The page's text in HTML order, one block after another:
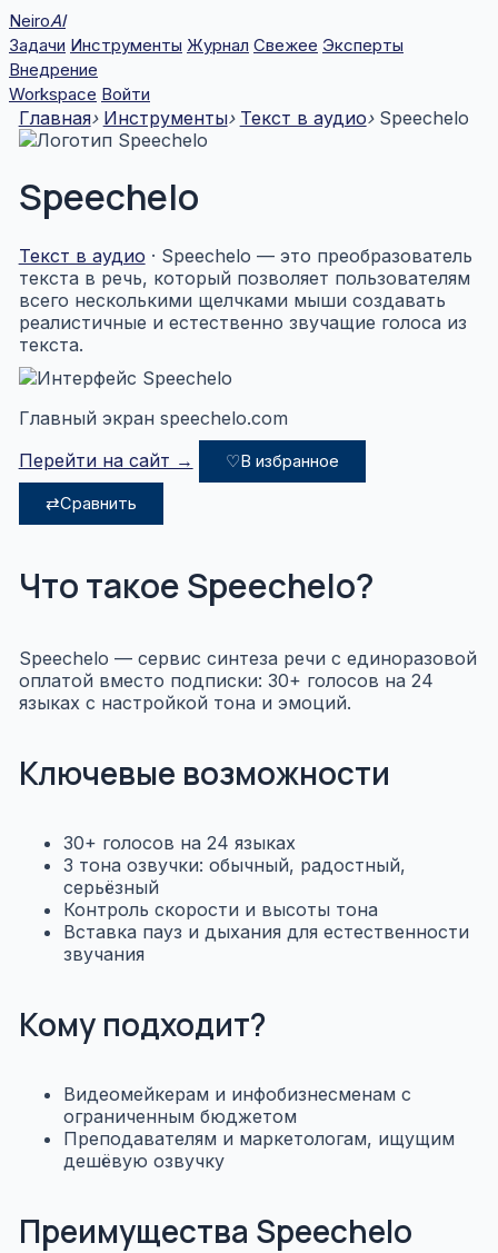
Перейти
к
содержимому
NeiroAI
Задачи Инструменты Журнал Свежее Эксперты
Внедрение
Workspace Войти
Главная› Инструменты› Текст в аудио› Speechelo
Speechelo
Текст в аудио · Speechelo — это преобразователь
текста в речь, который позволяет пользователям
всего несколькими щелчками мыши создавать
реалистичные и естественно звучащие голоса из
текста.
Главный экран speechelo.com
Перейти на сайт →
♡В избранное
⇄Сравнить
Что такое Speechelo?
Speechelo — сервис синтеза речи с единоразовой
оплатой вместо подписки: 30+ голосов на 24
языках с настройкой тона и эмоций.
Ключевые возможности
30+ голосов на 24 языках
3 тона озвучки: обычный, радостный,
серьёзный
Контроль скорости и высоты тона
Вставка пауз и дыхания для естественности
звучания
Кому подходит?
Видеомейкерам и инфобизнесменам с
ограниченным бюджетом
Преподавателям и маркетологам, ищущим
дешёвую озвучку
Преимущества Speechelo